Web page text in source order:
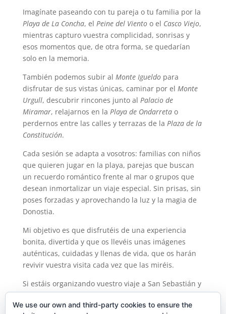
Imagínate paseando con tu pareja o tu familia por la
Playa de La Concha, el Peine del Vientoo el Casco Viejo,
mientras capturo vuestra complicidad, sonrisas y
esos momentos que, de otra forma, se quedarían
solo en la memoria.
También podemos subir al Monte Igueldopara
disfrutar de sus vistas únicas, caminar por el Monte
Urgull, descubrir rincones junto al Palacio de
Miramar, relajarnos en la Playa de Ondarretao
perdernos entre las calles y terrazas de la Plaza de la
Constitución.
Cada sesión se adapta a vosotros: familias con niños
que quieren jugar en la playa, parejas que buscan
un recuerdo romántico frente al mar o grupos que
desean inmortalizar un viaje especial. Sin prisas, sin
poses forzadas y aprovechando la luz y la magia de
Donostia.
Mi objetivo es que disfrutéis de una experiencia
bonita, divertida y que os llevéis unas imágenes
auténticas, cuidadas y llenas de vida, que os harán
revivir vuestra visita cada vez que las miréis.
Si estáis organizando vuestro viaje a San Sebastián y
queréis reservar vuestra sesión de fotos, no dudéis
en escribirme. Será un placer mostraros mi ciudad a
We use our own and third-party cookies to ensure the